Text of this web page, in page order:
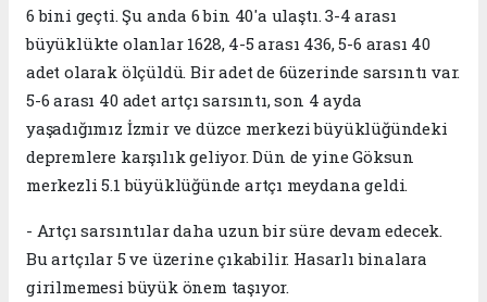
6 bini geçti. Şu anda 6 bin 40'a ulaştı. 3-4 arası
büyüklükte olanlar 1628, 4-5 arası 436, 5-6 arası 40
adet olarak ölçüldü. Bir adet de 6üzerinde sarsıntı var.
5-6 arası 40 adet artçı sarsıntı, son 4 ayda
yaşadığımız İzmir ve düzce merkezi büyüklüğündeki
depremlere karşılık geliyor. Dün de yine Göksun
merkezli 5.1 büyüklüğünde artçı meydana geldi.
- Artçı sarsıntılar daha uzun bir süre devam edecek.
Bu artçılar 5 ve üzerine çıkabilir. Hasarlı binalara
girilmemesi büyük önem taşıyor.